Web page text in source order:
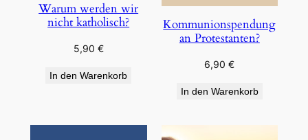
Warum werden wir
nicht katholisch?
5,90 €
In den Warenkorb
Kommunionspendung
an Protestanten?
6,90€
In den Warenkorb